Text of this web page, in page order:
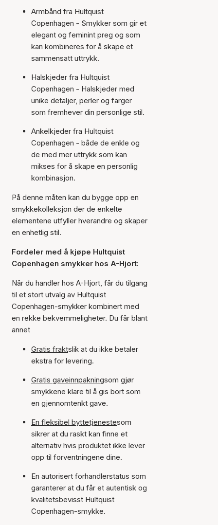
Armbånd fra Hultquist
Copenhagen - Smykker som gir et
elegant og feminint preg og som
kan kombineres for å skape et
sammensatt uttrykk.
Halskjeder fra Hultquist
Copenhagen - Halskjeder med
unike detaljer, perler og farger
som fremhever din personlige stil.
Ankelkjeder fra Hultquist
Copenhagen - både de enkle og
de med mer uttrykk som kan
mikses for å skape en personlig
kombinasjon.
På denne måten kan du bygge opp en
smykkekolleksjon der de enkelte
elementene utfyller hverandre og skaper
en enhetlig stil.
Fordeler med å kjøpe Hultquist
Copenhagen smykker hos A-Hjort:
Når du handler hos A-Hjort, får du tilgang
til et stort utvalg av Hultquist
Copenhagen-smykker kombinert med
en rekke bekvemmeligheter. Du får blant
annet
Gratis fraktslik at du ikke betaler
ekstra for levering.
Gratis gaveinnpakningsom gjør
smykkene klare til å gis bort som
en gjennomtenkt gave.
En fleksibel byttetjenestesom
sikrer at du raskt kan finne et
alternativ hvis produktet ikke lever
opp til forventningene dine.
En autorisert forhandlerstatus som
garanterer at du får et autentisk og
kvalitetsbevisst Hultquist
Copenhagen-smykke.